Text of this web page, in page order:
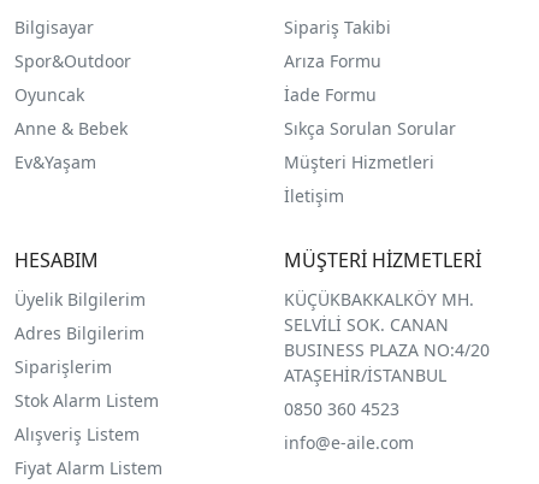
Bilgisayar
Spor&Outdoor
Oyuncak
Anne & Bebek
Ev&Yaşam
Sipariş Takibi
Arıza Formu
İade Formu
Sıkça Sorulan Sorular
Müşteri Hizmetleri
İletişim
HESABIM
Üyelik Bilgilerim
Adres Bilgilerim
Siparişlerim
Stok Alarm Listem
Alışveriş Listem
Fiyat Alarm Listem
MÜŞTERİ HİZMETLERİ
KÜÇÜKBAKKALKÖY MH.
SELVİLİ SOK. CANAN
BUSINESS PLAZA NO:4/20
ATAŞEHİR/İSTANBUL
0850 360 4523
info@e-aile.com